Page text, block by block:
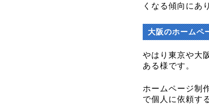
くなる傾向にあ
大阪のホームペ
やはり東京や大
ある様です。
ホームページ制
で個人に依頼す